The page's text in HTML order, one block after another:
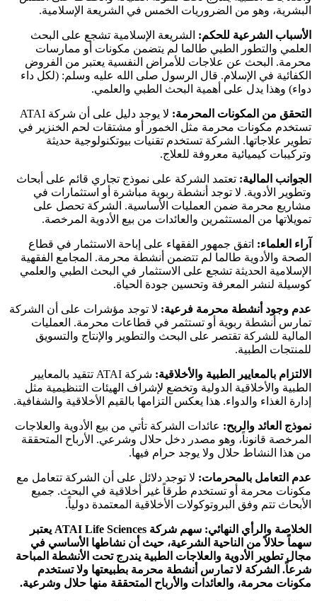
البشرية، وهو من الضروريات الخمس في الشريعة الإسلامية.
الأسباب الشرعية للحكم:الشريعة الإسلامية تشجع على البحث
العلمي والتطور الطبي طالما لم يتضمن مكونات أو ممارسات
محرمة. البحث عن علاجات للأمراض النفسية يعتبر من الفروض
الكفائية في الإسلام. قال الرسول صلى الله عليه وسلم: (لكل داء
دواء) وهذا يدل على أهمية البحث الطبي والعلمي.
التحقق من المكونات المحرمة:
لا يوجد دليل على أن شركة ATAI
تستخدم مكونات محرمة مثل الخمور أو مشتقات لحم الخنزير في
تطوير علاجاتها. الشركة تستخدم تقنيات بيوتكنولوجية حديثة
وتركيبات كيميائية معروفة للعلاج.
الجوانب المالية:تعتمد الشركة على نموذج تجاري قائم على أبحاث
وتطوير الأدوية. لا توجد أنشطة ربوية مباشرة أو استثمارات في
مشاريع محرمة ضمن العمليات الأساسية. الشركة تحصل على
تمويلاتها من المستثمرين والعائدات من بيع الأدوية المرخصة.
آراء العلماء:اتفق جمهور الفقهاء على إباحة الاستثمار في قطاع
الصحة والأدوية طالما لم تتضمن أنشطة محرمة. المجامع الفقهية
الإسلامية الحديثة تشجع على الاستثمار في البحث الطبي والعلمي
كوسيلة لنشر المعرفة وتحسين جودة الحياة.
عدم وجود أنشطة محرمة فرعية:لا توجد مؤشرات على أن الشركة
تمارس أنشطة ربوية أو تستثمر في قطاعات محرمة. العمليات
المالية للشركة تقتصر على البحث والتطوير والإنتاج والتسويق
للمنتجات الطبية.
الالتزام بالمعايير الطبية والأخلاقية:
شركة ATAI تتقيد بالمعايير
الطبية والأخلاقية الدولية وتخضع لإشراف الهيئات التنظيمية مثل
إدارة الغذاء والدواء. هذا يعكس التزامها بالقيم الأخلاقية والشفافية.
نموذج العائد والربح:عائدات الشركة تأتي من بيع الأدوية والعلاجات
المرخصة قانوناً، وهو مصدر دخل حلال وشرعي. الأرباح المتحققة
من هذا النشاط حلال ولا يوجد حرام فيها.
عدم التعامل بالمحرمات:لا توجد دلائل على أن الشركة تتعامل مع
مكونات محرمة أو تستخدم طرقاً غير أخلاقية في البحث. جميع
الأبحاث تتم وفق البروتوكولات الأخلاقية المعتمدة دولياً.
الخلاصة والرأي النهائي:
سهم شركة ATAI Life Sciences يعتبر
سهماً حلالاً من الناحية الشرعية، حيث أن نشاطها الأساسي في
مجال تطوير الأدوية والعلاجات الطبية يندرج تحت الأنشطة المباحة
شرعاً. الشركة لا تمارس أنشطة محرمة بطبيعتها ولا تستخدم
مكونات محرمة، والعائدات والأرباح المتحققة منها حلال وشرعية.